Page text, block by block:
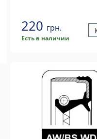
220 грн.
Есть в наличии